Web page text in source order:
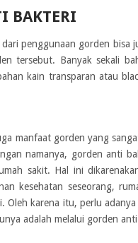
BAKTERI
penggunaan gorden bisa
tersebut. Banyak sekali
kain transparan atau
manfaat gorden yang
namanya, gorden anti
sakit. Hal ini
kesehatan seseorang,
Oleh karena itu, perlu
adalah melalui gorden